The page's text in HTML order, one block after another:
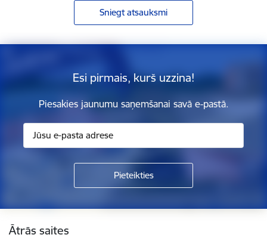
Sniegt atsauksmi
Esi pirmais, kurš uzzina!
Piesakies jaunumu saņemšanai savā e-pastā.
Ātrās saites